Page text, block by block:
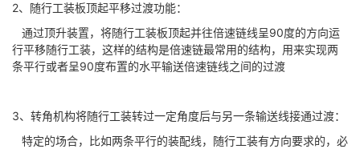
2、随行工装板顶起平移过渡功能：
通过顶升装置，将随行工装板顶起并往倍速链线呈90度的方向运
行平移随行工装，这样的结构是倍速链最常用的结构，用来实现两
条平行或者呈90度布置的水平输送倍速链线之间的过渡
3、转角机构将随行工装转过一定角度后与另一条输送线接通过渡：
特定的场合，比如两条平行的装配线，随行工装有方向要求的，必